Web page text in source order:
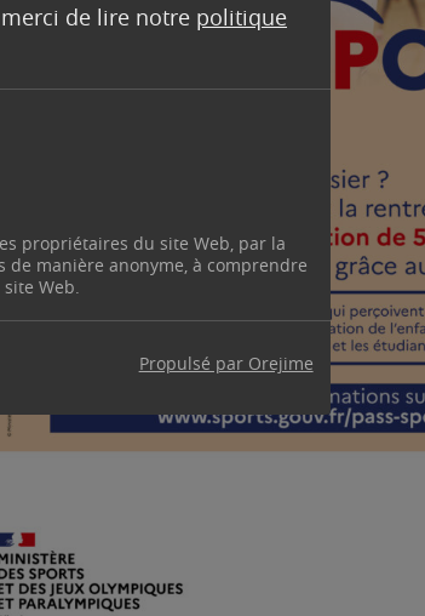
de lire notre politique
propriétaires du site Web, par la
manière anonyme, à comprendre
Web.
Propulsé par Orejime